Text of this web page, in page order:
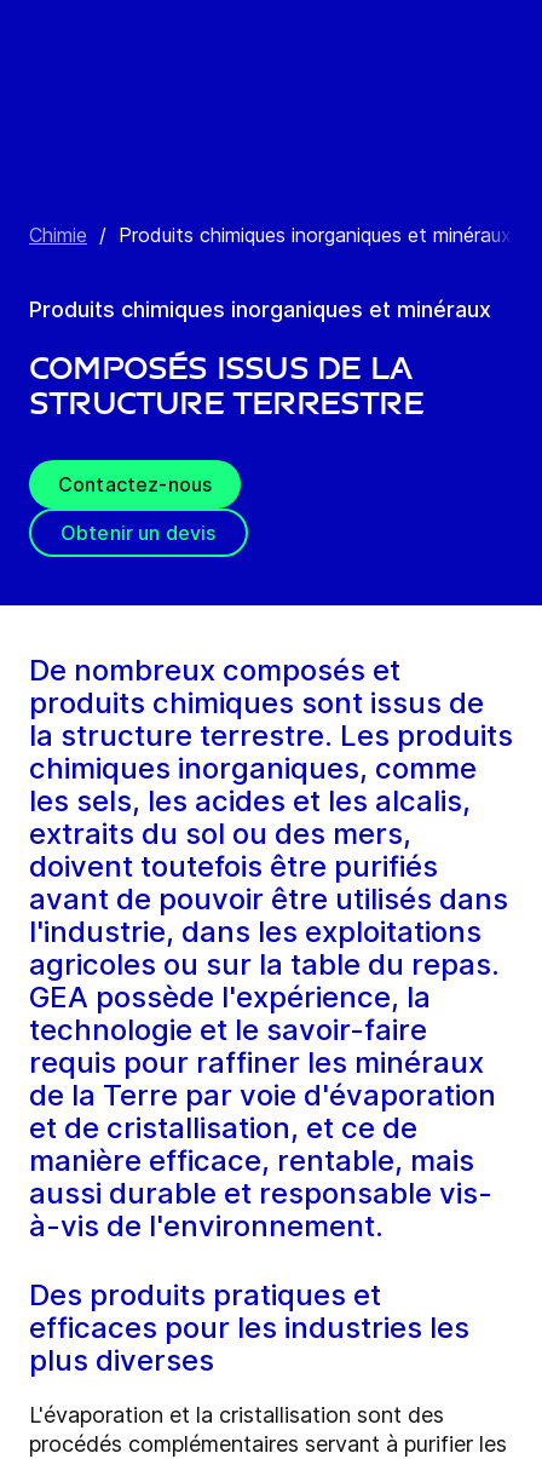
Chimie / Produits chimiques inorganiques et minéraux
Produits chimiques inorganiques et minéraux
Composés issus de la
structure terrestre
Contactez-nous
Obtenir un devis
De nombreux composés et
produits chimiques sont issus de
la structure terrestre. Les produits
chimiques inorganiques, comme
les sels, les acides et les alcalis,
extraits du sol ou des mers,
doivent toutefois être purifiés
avant de pouvoir être utilisés dans
l'industrie, dans les exploitations
agricoles ou sur la table du repas.
GEA possède l'expérience, la
technologie et le savoir-faire
requis pour raffiner les minéraux
de la Terre par voie d'évaporation
et de cristallisation, et ce de
manière efficace, rentable, mais
aussi durable et responsable vis-
à-vis de l'environnement.
Des produits pratiques et
efficaces pour les industries les
plus diverses
L'évaporation et la cristallisation sont des
procédés complémentaires servant à purifier les